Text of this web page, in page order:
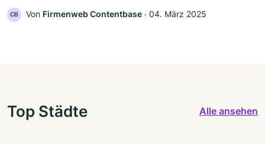
CB Von Firmenweb Contentbase ‧ 04. März 2025
Top Städte Alle ansehen